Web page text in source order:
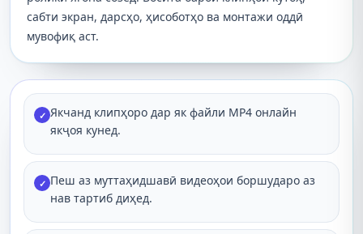
сабти экран, дарсҳо, ҳисоботҳо ва монтажи оддӣ
мувофиқ аст.
✓ Якчанд клипҳоро дар як файли MP4 онлайн
якҷоя кунед.
✓ Пеш аз муттаҳидшавӣ видеоҳои боршударо аз
нав тартиб диҳед.